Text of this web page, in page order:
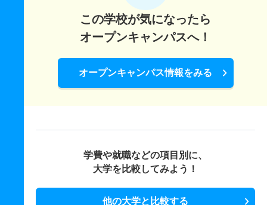
この学校が気になったら
オープンキャンパスへ！
オープンキャンパス情報をみる
学費や就職などの項目別に、
大学を比較してみよう！
他の大学と比較する